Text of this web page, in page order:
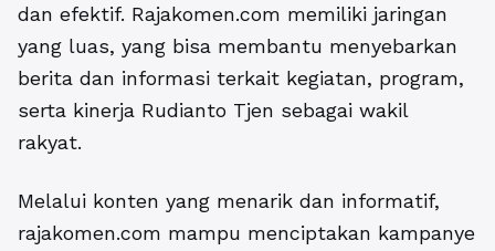
dan efektif. Rajakomen.com memiliki jaringan
yang luas, yang bisa membantu menyebarkan
berita dan informasi terkait kegiatan, program,
serta kinerja Rudianto Tjen sebagai wakil
rakyat.
Melalui konten yang menarik dan informatif,
rajakomen.com mampu menciptakan kampanye